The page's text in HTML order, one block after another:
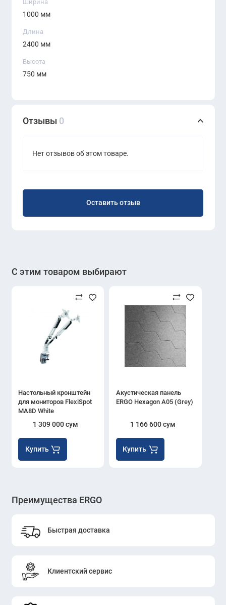
Ширина
1000 мм
Длина
2400 мм
Высота
750 мм
Отзывы 0
Нет отзывов об этом товаре.
Оставить отзыв
С этим товаром выбирают
Настольный кронштейн
для мониторов FlexiSpot
MA8D White
1 309 000 сум
Купить
Акустическая панель
ERGO Hexagon A05 (Grey)
1 166 600 сум
Купить
Преимущества ERGO
Быстрая доставка
Клиентский сервис